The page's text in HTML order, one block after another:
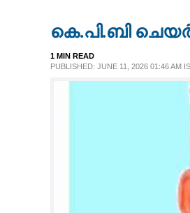
കെ.പി.ബി
1 MIN READ
PUBLISHED: JUNE 11, 2026 01:46 AM